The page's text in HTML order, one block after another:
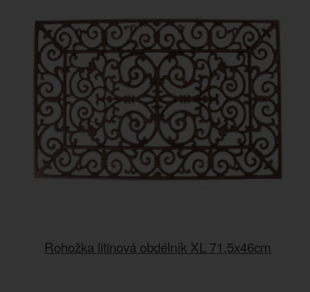
Rohožka litinová obdélník XL 71,5x46cm